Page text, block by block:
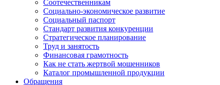
Соотечественникам
Социально-экономическое развитие
Социальный паспорт
Стандарт развития конкуренции
Стратегическое планирование
Труд и занятость
Финансовая грамотность
Как не стать жертвой мошенников
Каталог промышленной продукции
Обращения